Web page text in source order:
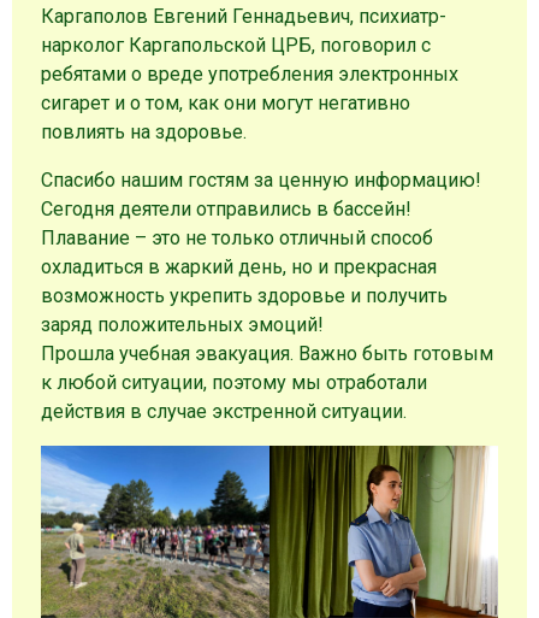
Каргаполов Евгений Геннадьевич, психиатр-
нарколог Каргапольской ЦРБ, поговорил с
ребятами о вреде употребления электронных
сигарет и о том, как они могут негативно
повлиять на здоровье.
Спасибо нашим гостям за ценную информацию!
Сегодня деятели отправились в бассейн!
Плавание – это не только отличный способ
охладиться в жаркий день, но и прекрасная
возможность укрепить здоровье и получить
заряд положительных эмоций!
Прошла учебная эвакуация. Важно быть готовым
к любой ситуации, поэтому мы отработали
действия в случае экстренной ситуации.